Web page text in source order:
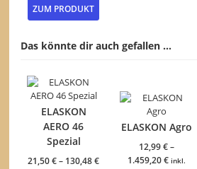
ZUM PRODUKT
mehrere
Varianten
Optionen
können
Produktseite
gewählt
Das könnte dir auch gefallen …
ELASKON
AERO 46
Spezial
21,50€– 130,48€
ELASKON Agro
12,99€–
1.459,20€ inkl.